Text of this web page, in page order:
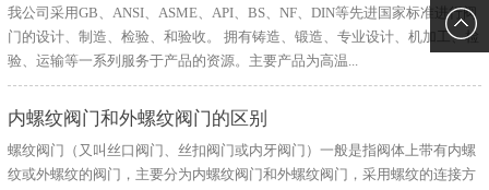
我公司采用GB、ANSI、ASME、API、BS、NF、DIN等先进国家标准进行阀
门的设计、制造、检验、和验收。 拥有铸造、锻造、专业设计、机加工、检
验、运输等一系列服务于产品的资源。主要产品为高温...
内螺纹阀门和外螺纹阀门的区别
螺纹阀门（又叫丝口阀门、丝扣阀门或内牙阀门）一般是指阀体上带有内螺
纹或外螺纹的阀门，主要分为内螺纹阀门和外螺纹阀门，采用螺纹的连接方
服